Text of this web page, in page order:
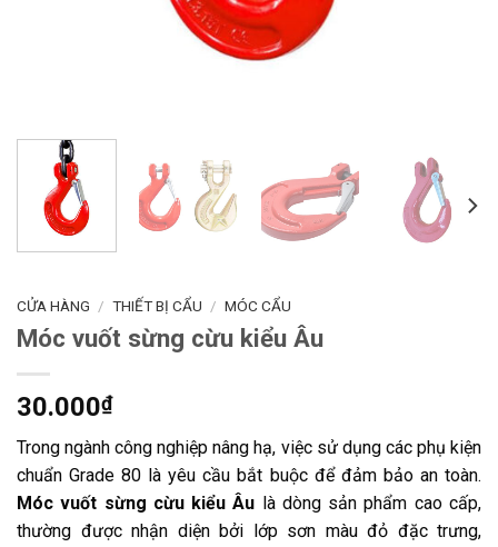
CỬA HÀNG / THIẾT BỊ CẨU / MÓC CẨU
Móc vuốt sừng cừu kiểu Âu
30.000₫
Trong ngành công nghiệp nâng hạ, việc sử dụng các phụ kiện
chuẩn Grade 80 là yêu cầu bắt buộc để đảm bảo an toàn.
Móc vuốt sừng cừu kiểu Âu là dòng sản phẩm cao cấp,
thường được nhận diện bởi lớp sơn màu đỏ đặc trưng,